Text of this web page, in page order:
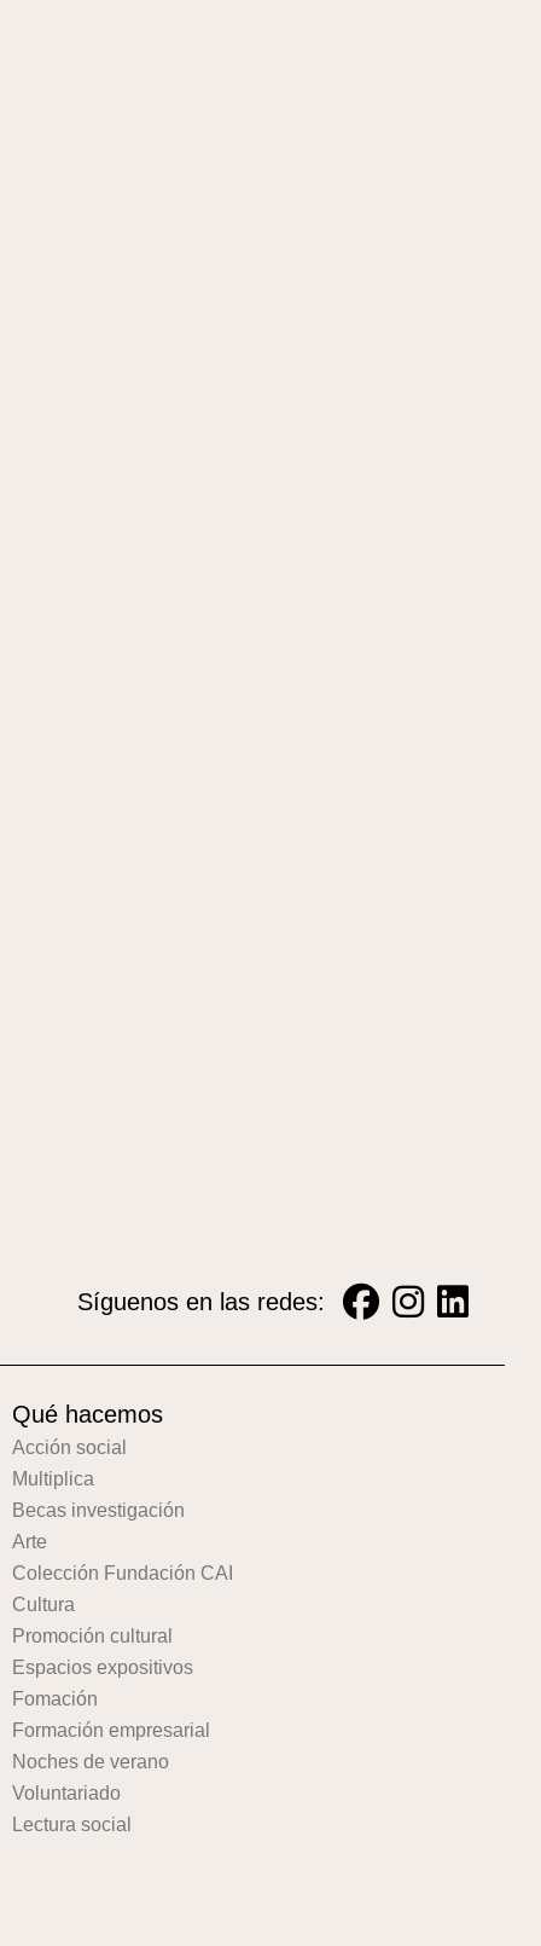
Síguenos en las redes:
Qué hacemos
Acción social
Multiplica
Becas investigación
Arte
Colección Fundación CAI
Cultura
Promoción cultural
Espacios expositivos
Fomación
Formación empresarial
Noches de verano
Voluntariado
Lectura social